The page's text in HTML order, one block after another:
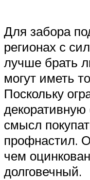
Для забора
регионах с
лучше брать
могут иметь
Поскольку
смысл
профнастил.
чем
долговечный.